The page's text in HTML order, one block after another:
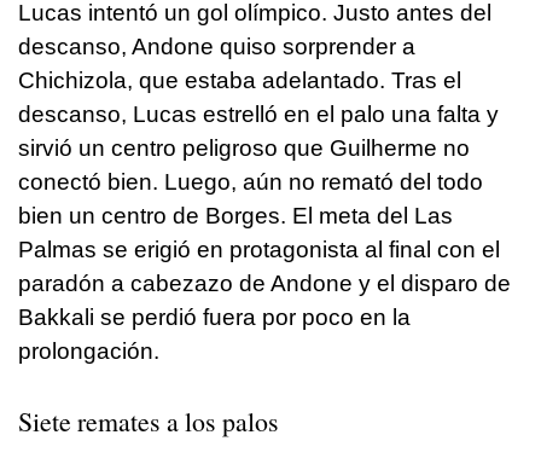
Lucas intentó un gol olímpico. Justo antes del
descanso, Andone quiso sorprender a
Chichizola, que estaba adelantado. Tras el
descanso, Lucas estrelló en el palo una falta y
sirvió un centro peligroso que Guilherme no
conectó bien. Luego, aún no remató del todo
bien un centro de Borges. El meta del Las
Palmas se erigió en protagonista al final con el
paradón a cabezazo de Andone y el disparo de
Bakkali se perdió fuera por poco en la
prolongación.
Siete remates a los palos